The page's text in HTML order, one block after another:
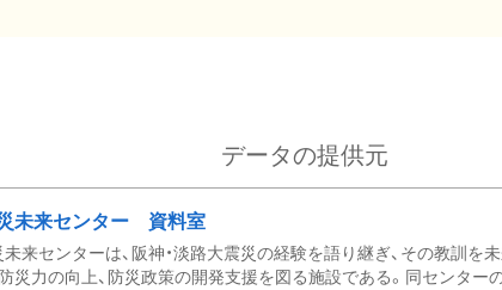
データの提供元
未来センター 資料室
未来センターは、阪神・淡路大震災の経験を語り継ぎ、その教訓を
災力の向上、防災政策の開発支援を図る施設である。同センター